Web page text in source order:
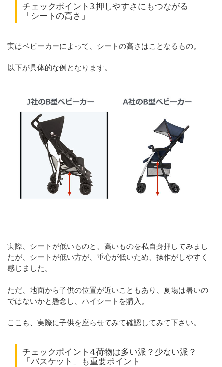
チェックポイント3.押しやすさにもつながる
「シートの高さ」
実はベビーカーによって、シートの高さはことなるもの。
以下が具体的な例となります。
実際、シートが低いものと、高いものを私自身押してみまし
たが、シートが低い方が、重心が低いため、操作がしやすく
感じました。
ただ、地面から子供の位置が近いこともあり、夏場は暑いの
ではないかと懸念し、ハイシートを購入。
ここも、実際に子供を座らせてみて確認してみて下さい。
チェックポイント4.荷物は多い派？少ない派？
「バスケット」も重要ポイント